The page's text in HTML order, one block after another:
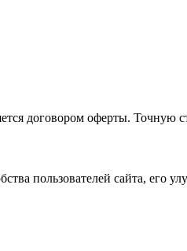
договором оферты. Точную
пользователей сайта, его